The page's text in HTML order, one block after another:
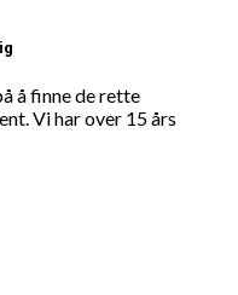
å finne de rette
Vi har over 15 års